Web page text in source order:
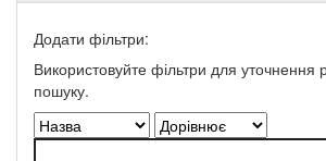
Додати фільтри:
Використовуйте фільтри для уточнення
пошуку.